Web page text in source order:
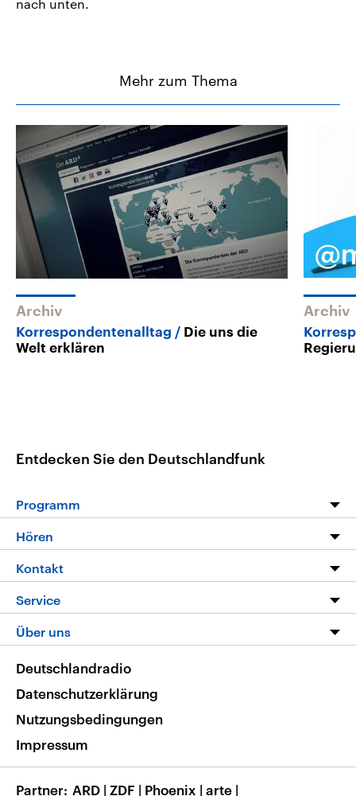
nach unten.
Mehr zum Thema
Archiv
Korrespondentenalltag
Die uns die
Welt erklären
Archiv
Entdecken Sie den Deutschlandfunk
Programm
Programm
Die Nachrichten
Nachrichtenleicht
Neue Beiträge auf dlf.de
Hören
Livestream
Podcasts
Deutschlandfunk App
Nachrichten App
Frequenzen
Kontakt
Hörerservice
Service
FAQ
Veranstaltungen
Musikliste
RSS
Über uns
Barrierefreiheit
Deutschlandradio
Datenschutzerklärung
Nutzungsbedingungen
Impressum
Partner ARD | ZDF | Phoenix | arte |